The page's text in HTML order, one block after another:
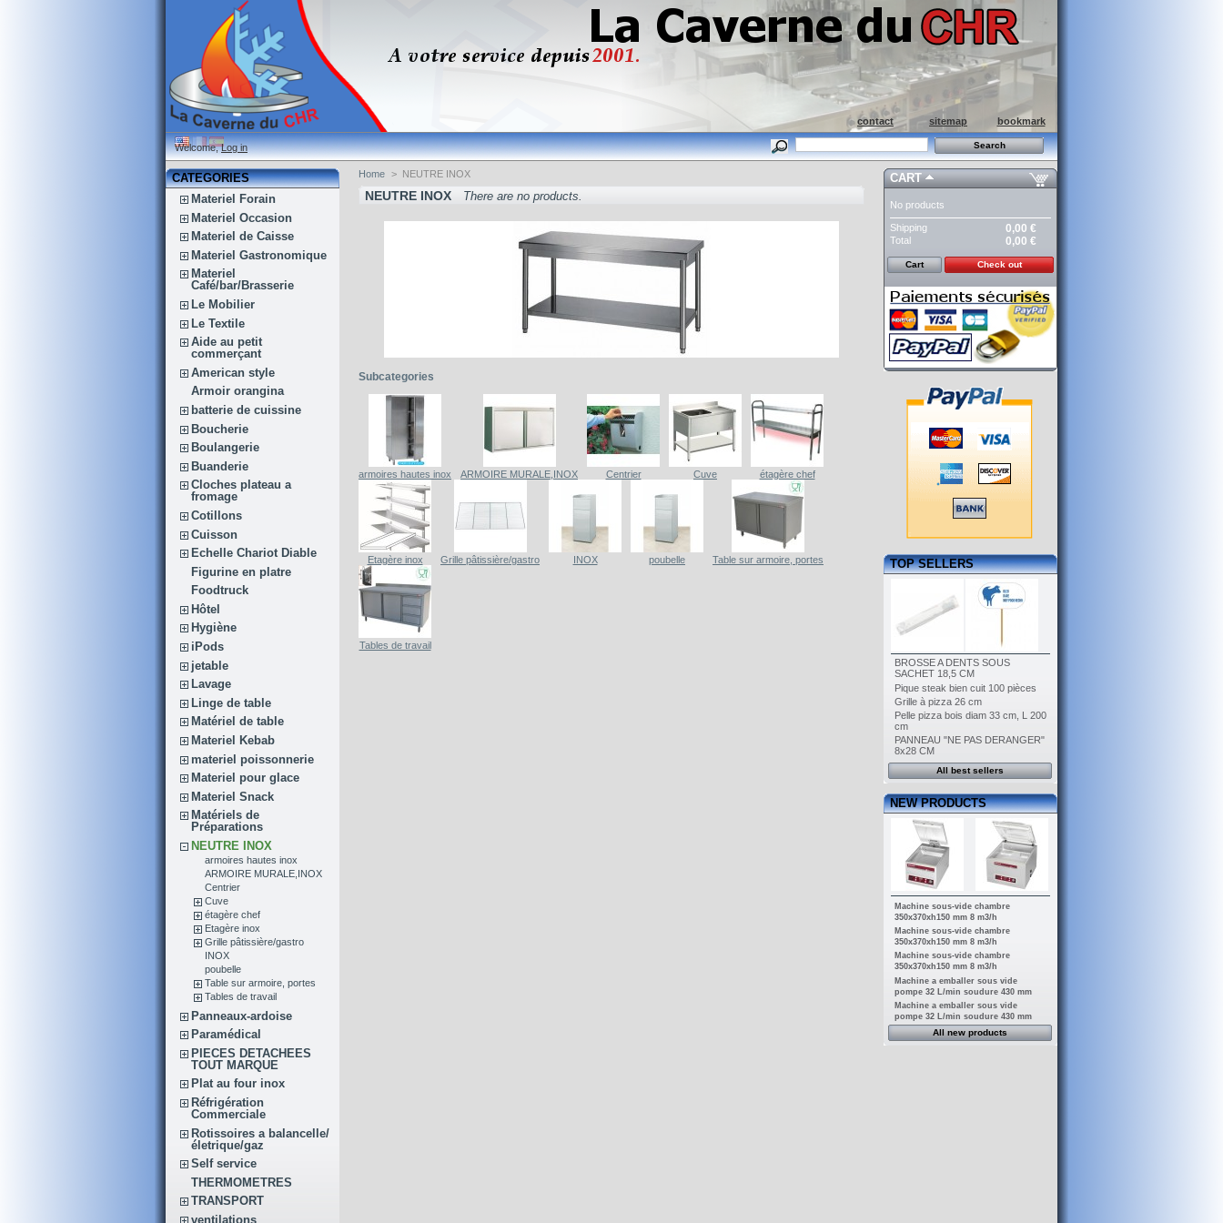
contact sitemap bookmark
Welcome,Log in
CATEGORIES
Materiel Forain
Materiel Occasion
Materiel de Caisse
Materiel Gastronomique
Materiel
Café/bar/Brasserie
Le Mobilier
Le Textile
Aide au petit
commerçant
American style
Armoir orangina
batterie de cuissine
Boucherie
Boulangerie
Buanderie
Cloches plateau a
fromage
Cotillons
Cuisson
Echelle Chariot Diable
Figurine en platre
Foodtruck
Hôtel
Hygiène
iPods
jetable
Lavage
Linge de table
Matériel de table
Materiel Kebab
materiel poissonnerie
Materiel pour glace
Materiel Snack
Matériels de
Préparations
NEUTRE INOX
armoires hautes inox
ARMOIRE MURALE,INOX
Centrier
Cuve
étagère chef
Etagère inox
Grille pâtissière/gastro
INOX
poubelle
Table sur armoire, portes
Tables de travail
Panneaux-ardoise
Paramédical
PIECES DETACHEES
TOUT MARQUE
Plat au four inox
Réfrigération
Commerciale
Rotissoires a balancelle/
életrique/gaz
Self service
THERMOMETRES
TRANSPORT
ventilations
Home > NEUTRE INOX
NEUTRE INOX There are no products.
Subcategories
armoires hautes inox ARMOIRE MURALE,INOX Centrier Cuve étagère chef
Etagère inox Grille pâtissière/gastro INOX poubelle Table sur armoire, portes
Tables de travail
CART
No products
Shipping 0,00 €
Total 0,00 €
Cart Check out
TOP SELLERS
BROSSE A DENTS SOUS
SACHET 18,5 CM
Pique steak bien cuit 100 pièces
Grille à pizza 26 cm
Pelle pizza bois diam 33 cm, L 200
cm
PANNEAU "NE PAS DERANGER"
8x28 CM
All best sellers
NEW PRODUCTS
Machine sous-vide chambre
350x370xh150 mm 8 m3/h
Machine sous-vide chambre
350x370xh150 mm 8 m3/h
Machine sous-vide chambre
350x370xh150 mm 8 m3/h
Machine a emballer sous vide
pompe 32 L/min soudure 430 mm
Machine a emballer sous vide
pompe 32 L/min soudure 430 mm
All new products